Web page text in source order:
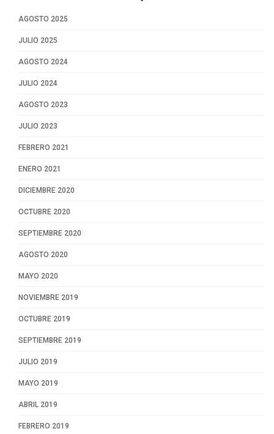
AGOSTO 2025
JULIO 2025
AGOSTO 2024
JULIO 2024
AGOSTO 2023
JULIO 2023
FEBRERO 2021
ENERO 2021
DICIEMBRE 2020
OCTUBRE 2020
SEPTIEMBRE 2020
AGOSTO 2020
MAYO 2020
NOVIEMBRE 2019
OCTUBRE 2019
SEPTIEMBRE 2019
JULIO 2019
MAYO 2019
ABRIL 2019
FEBRERO 2019